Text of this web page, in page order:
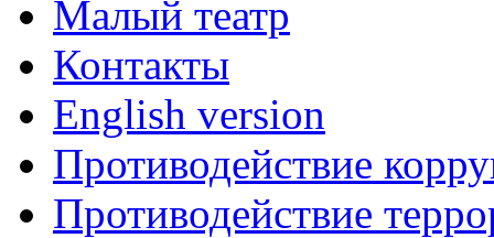
Малый театр
Контакты
English version
Противодействие
Противодействие